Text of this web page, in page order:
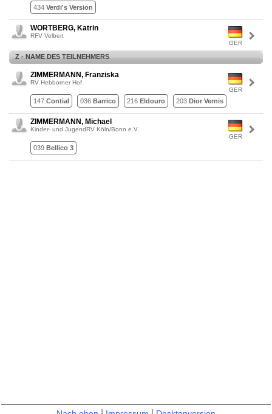
434 Verdi's Version
GER
WORTBERG, Katrin
RFV Velbert
Z - NAME DES TEILNEHMERS
GER
ZIMMERMANN, Franziska
RV Hebborner Hof
147 Contial 036 Barrico 216 Eldouro 203 Dior Vernis
GER
ZIMMERMANN, Michael
Kinder- und JugendRV Köln/Bonn e.V.
039 Bellico 3